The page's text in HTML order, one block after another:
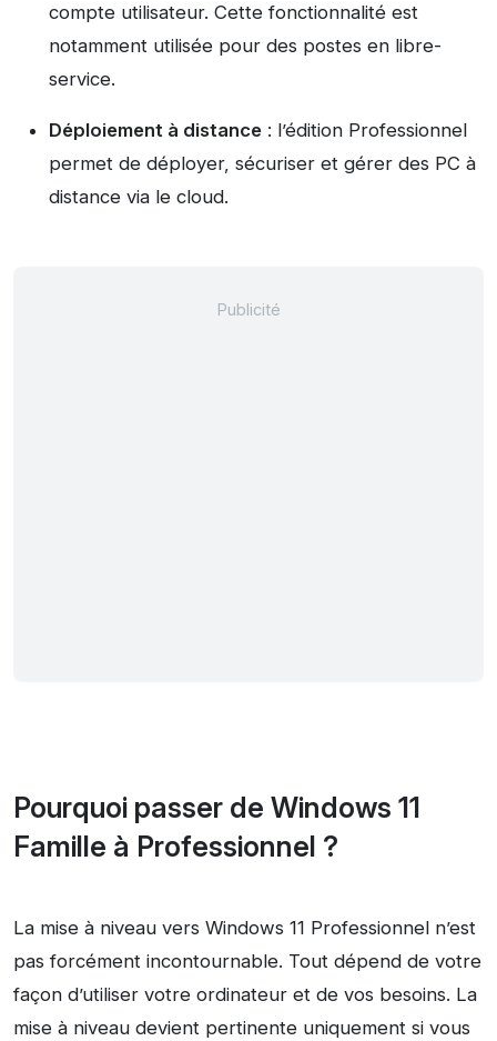
compte utilisateur. Cette fonctionnalité est
notamment utilisée pour des postes en libre-
service.
Déploiement à distance : l’édition Professionnel
permet de déployer, sécuriser et gérer des PC à
distance via le cloud.
Pourquoi passer de Windows 11
Famille à Professionnel ?
La mise à niveau vers Windows 11 Professionnel n’est
pas forcément incontournable. Tout dépend de votre
façon d’utiliser votre ordinateur et de vos besoins. La
mise à niveau devient pertinente uniquement si vous